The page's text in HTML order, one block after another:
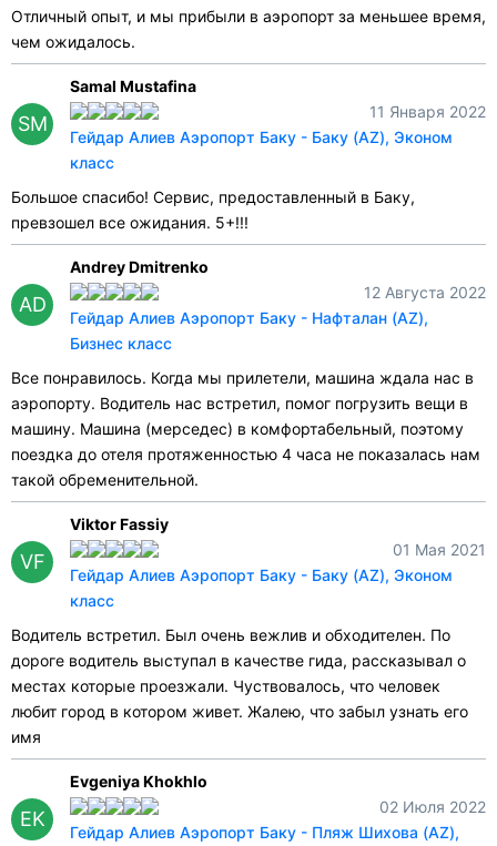
Отличный опыт, и мы прибыли в аэропорт за меньшее время,
чем ожидалось.
SM
Samal Mustafina
11 Января 2022
Гейдар Алиев Аэропорт Баку - Баку (AZ), Эконом
класс
Большое спасибо! Сервис, предоставленный в Баку,
превзошел все ожидания. 5+!!!
AD
Andrey Dmitrenko
12 Августа 2022
Гейдар Алиев Аэропорт Баку - Нафталан (AZ),
Бизнес класс
Все понравилось. Когда мы прилетели, машина ждала нас в
аэропорту. Водитель нас встретил, помог погрузить вещи в
машину. Машина (мерседес) в комфортабельный, поэтому
поездка до отеля протяженностью 4 часа не показалась нам
такой обременительной.
VF
Viktor Fassiy
01 Мая 2021
Гейдар Алиев Аэропорт Баку - Баку (AZ), Эконом
класс
Водитель встретил. Был очень вежлив и обходителен. По
дороге водитель выступал в качестве гида, рассказывал о
местах которые проезжали. Чуствовалось, что человек
любит город в котором живет. Жалею, что забыл узнать его
имя
EK
Evgeniya Khokhlo
02 Июля 2022
Гейдар Алиев Аэропорт Баку - Пляж Шихова (AZ),